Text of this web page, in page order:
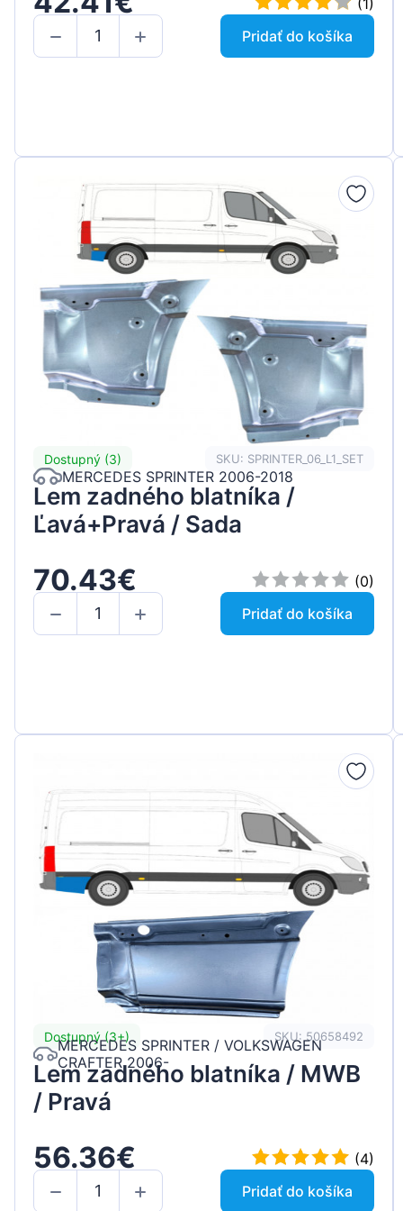
Pridať do košíka
Dostupný (3) SKU: SPRINTER_06_L1_SET
MERCEDES SPRINTER 2006-2018
Lem zadného blatníka /
Ľavá+Pravá / Sada
70.43€
(0)
Pridať do košíka
Dostupný (3+) SKU: 50658492
MERCEDES SPRINTER / VOLKSWAGEN
CRAFTER 2006-
Lem zadného blatníka / MWB
/ Pravá
56.36€
(4)
Pridať do košíka